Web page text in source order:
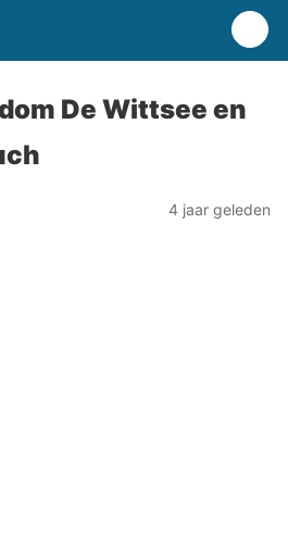
De Wittsee en
4 jaar geleden